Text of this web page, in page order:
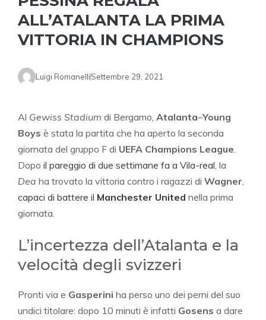
ALL’ATALANTA LA PRIMA
VITTORIA IN CHAMPIONS
Luigi RomanelliSettembre 29, 2021
Al Gewiss Stadium di Bergamo, Atalanta–Young
Boys è stata la partita che ha aperto la seconda
giornata del gruppo F di UEFA Champions League.
Dopo il pareggio di due settimane fa a Vila-real, la
Dea ha trovato la vittoria contro i ragazzi di Wagner,
capaci di battere il Manchester United nella prima
giornata.
L’incertezza dell’Atalanta e la
velocità degli svizzeri
Pronti via e Gasperini ha perso uno dei perni del suo
undici titolare: dopo 10 minuti è infatti Gosens a dare